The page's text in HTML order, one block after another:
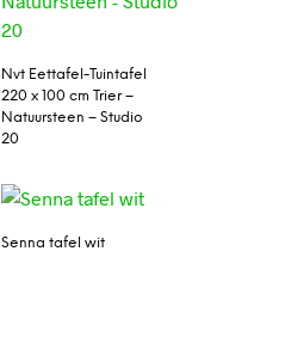
Nvt Eettafel-Tuintafel
220 x 100 cm Trier –
Natuursteen – Studio
20
Senna tafel wit